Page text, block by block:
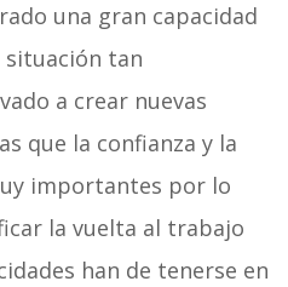
una gran capacidad
situación tan
a crear nuevas
que la confianza y la
importantes por lo
la vuelta al trabajo
han de tenerse en